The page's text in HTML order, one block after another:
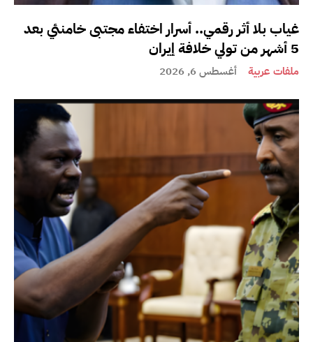
غياب بلا أثر رقمي.. أسرار اختفاء مجتبى خامنئي بعد
5 أشهر من تولي خلافة إيران
ملفات عربية أغسطس 6, 2026